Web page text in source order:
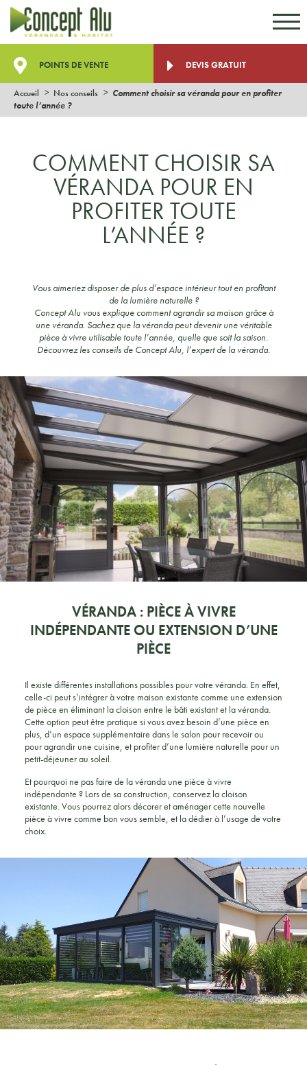
POINTS DE VENTE DEVIS GRATUIT
Accueil Nos conseils
Comment choisir sa véranda pour en profiter
toute l’année ?
COMMENT CHOISIR SA
VÉRANDA POUR EN
PROFITER TOUTE
L’ANNÉE ?
Vous aimeriez disposer de plus d’espace intérieur tout en profitant
de la lumière naturelle ?
Concept Alu vous explique comment agrandir sa maison grâce à
une véranda. Sachez que la véranda peut devenir une véritable
pièce à vivre utilisable toute l’année, quelle que soit la saison.
Découvrez les conseils de Concept Alu, l’expert de la véranda.
VÉRANDA : PIÈCE À VIVRE
INDÉPENDANTE OU EXTENSION D’UNE
PIÈCE
Il existe différentes installations possibles pour votre véranda. En effet,
celle-ci peut s’intégrer à votre maison existante comme une extension
de pièce en éliminant la cloison entre le bâti existant et la véranda.
Cette option peut être pratique si vous avez besoin d’une pièce en
plus, d’un espace supplémentaire dans le salon pour recevoir ou
pour agrandir une cuisine, et profiter d’une lumière naturelle pour un
petit-déjeuner au soleil.
Et pourquoi ne pas faire de la véranda une pièce à vivre
indépendante ? Lors de sa construction, conservez la cloison
existante. Vous pourrez alors décorer et aménager cette nouvelle
pièce à vivre comme bon vous semble, et la dédier à l’usage de votre
choix.